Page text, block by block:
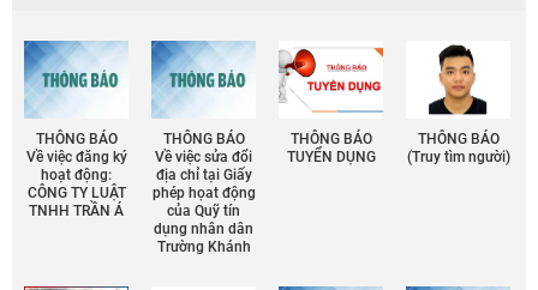
THÔNG BÁO
Về việc đăng ký
hoạt động:
CÔNG TY LUẬT
TNHH TRẦN Á
THÔNG BÁO
Về việc sửa đổi
địa chỉ tại Giấy
phép họat động
của Quỹ tín
dụng nhân dân
Trường Khánh
THÔNG BÁO
TUYỂN DỤNG
THÔNG BÁO
(Truy tìm người)